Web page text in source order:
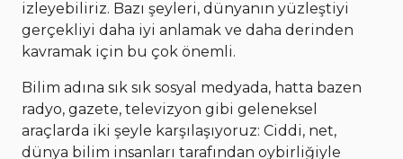
izleyebiliriz. Bazı şeyleri, dünyanın yüzleştiyi
gerçekliyi daha iyi anlamak ve daha derinden
kavramak için bu çok önemli.
Bilim adına sık sık sosyal medyada, hatta bazen
radyo, gazete, televizyon gibi geleneksel
araçlarda iki şeyle karşılaşıyoruz: Ciddi, net,
dünya bilim insanları tarafından oybirliğiyle